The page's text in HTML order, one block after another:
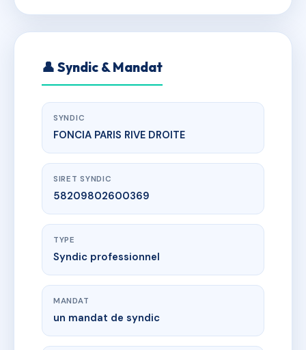
👤 Syndic & Mandat
SYNDIC
FONCIA PARIS RIVE DROITE
SIRET SYNDIC
58209802600369
TYPE
Syndic professionnel
MANDAT
un mandat de syndic